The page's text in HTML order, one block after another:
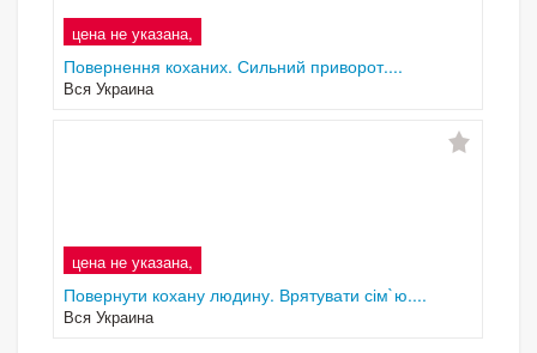
цена не указана,
Повернення коханих. Сильний приворот....
Вся Украина
цена не указана,
Повернути кохану людину. Врятувати сім`ю....
Вся Украина